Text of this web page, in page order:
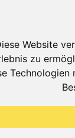
Website
zu
Technologien
Jobs
Impressum